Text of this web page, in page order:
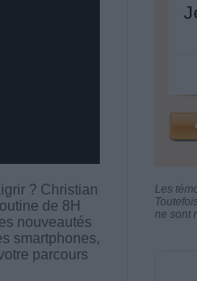
? Christian
de 8H
nouveautés
smartphones,
parcours
Les
ne sont